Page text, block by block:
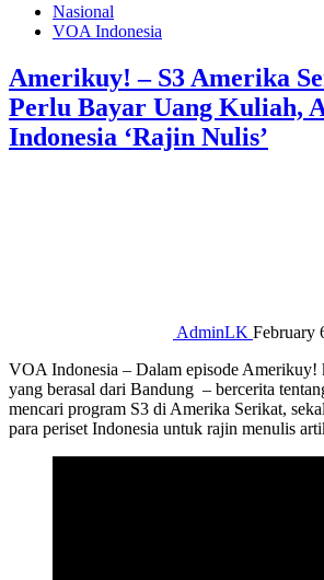
Nasional
VOA Indonesia
Amerikuy! – S3 Amerika
Perlu Bayar Uang Kuliah,
Indonesia ‘Rajin Nulis’
AdminLK February
VOA Indonesia – Dalam episode
yang berasal dari Bandung – bercerita
mencari program S3 di Amerika Serikat,
para periset Indonesia untuk rajin menulis